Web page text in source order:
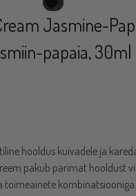
Jasmine-
papaia, 30ml
hooldus kuivadele ja
pakub parimat hooldust
toimeainete